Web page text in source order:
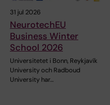
31 jul 2026
NeurotechEU
Business Winter
School 2026
Universitetet i Bonn, Reykjavík
University och Radboud
University har…